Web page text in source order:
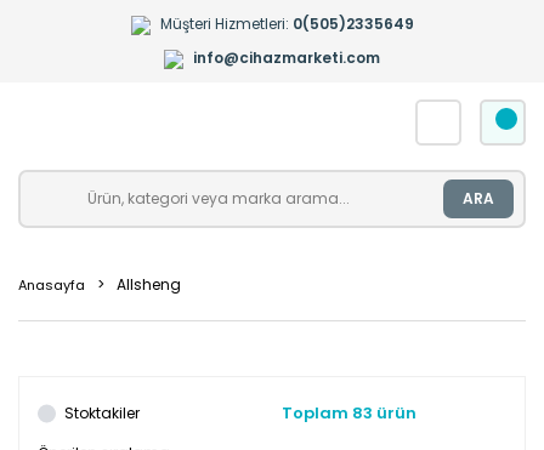
Müşteri Hizmetleri: 0(505)2335649
info@cihazmarketi.com
ARA
Anasayfa Allsheng
Stoktakiler Toplam 83 ürün